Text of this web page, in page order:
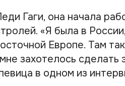
Гаги, она начала
«Я была в
Европе. Там
захотелось
в одном из